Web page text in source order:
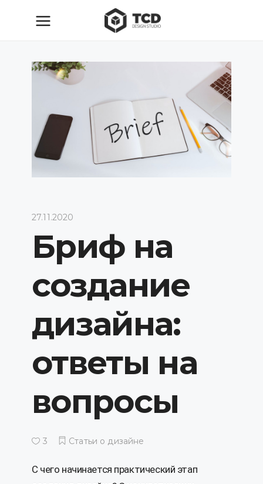
27.11.2020
Бриф на
создание
дизайна:
ответы на
вопросы
3 Статьи о дизайне
С чего начинается практический этап